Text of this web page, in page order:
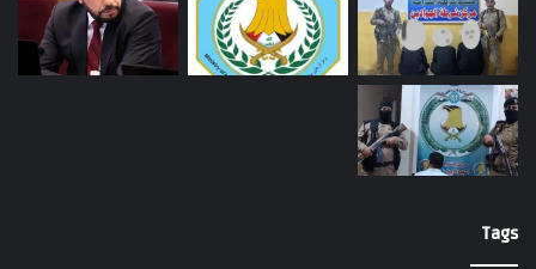
Tags